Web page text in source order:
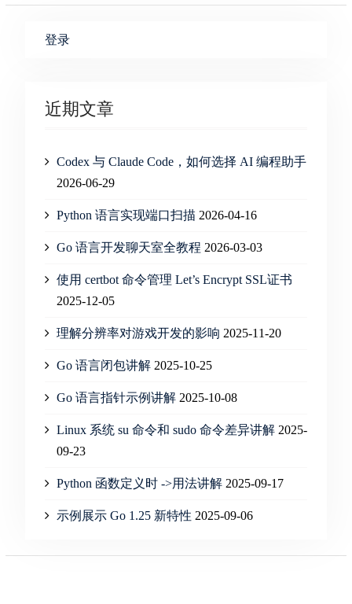
登录
近期文章
Codex 与 Claude Code，如何选择 AI 编程助手
2026-06-29
Python 语言实现端口扫描 2026-04-16
Go 语言开发聊天室全教程 2026-03-03
使用 certbot 命令管理 Let’s Encrypt SSL证书
2025-12-05
理解分辨率对游戏开发的影响 2025-11-20
Go 语言闭包讲解 2025-10-25
Go 语言指针示例讲解 2025-10-08
Linux 系统 su 命令和 sudo 命令差异讲解 2025-
09-23
Python 函数定义时 ->用法讲解 2025-09-17
示例展示 Go 1.25 新特性 2025-09-06